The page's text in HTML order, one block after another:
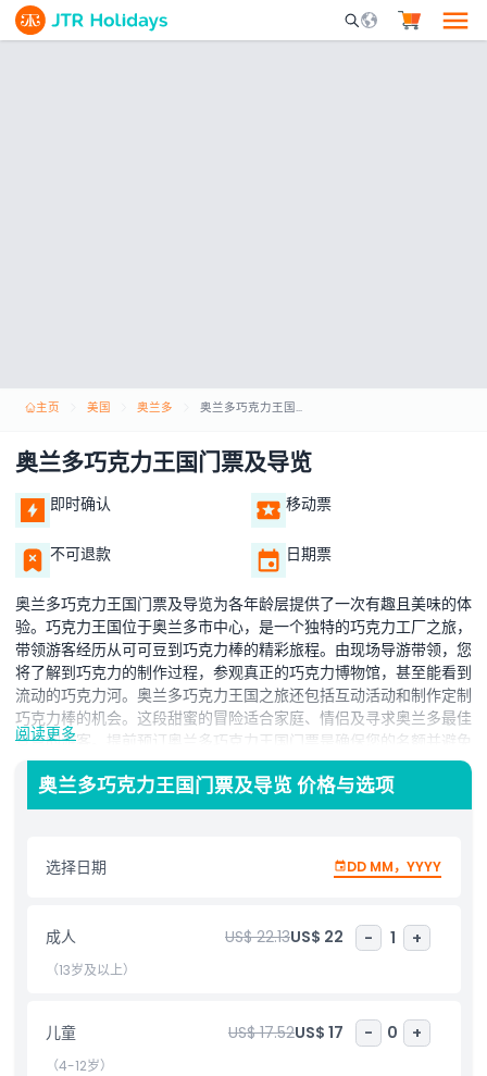
Mobile Search
主页 美国 奥兰多 奥兰多巧克力王国门票及导览
奥兰多巧克力王国门票及导览
即时确认 移动票
不可退款 日期票
奥兰多巧克力王国门票及导览为各年龄层提供了一次有趣且美味的体
验。巧克力王国位于奥兰多市中心，是一个独特的巧克力工厂之旅，
带领游客经历从可可豆到巧克力棒的精彩旅程。由现场导游带领，您
将了解到巧克力的制作过程，参观真正的巧克力博物馆，甚至能看到
流动的巧克力河。奥兰多巧克力王国之旅还包括互动活动和制作定制
巧克力棒的机会。这段甜蜜的冒险适合家庭、情侣及寻求奥兰多最佳
景点的游客。提前预订奥兰多巧克力王国门票是确保您的名额并避免
排队等待的最佳方式。如果您在寻找一个有趣且教育意义丰富的活
动，奥兰多巧克力王国之旅是所有年龄段巧克力爱好者的首选项目之
一。
亮点
包含项
排除项
阅读更多
奥兰多巧克力王国门票及导览 价格与选项
选择日期 DD MM，YYYY
成人 US$ 22.13US$ 22 - 1 +
（13岁及以上）
儿童 US$ 17.52US$ 17 - 0 +
（4-12岁）